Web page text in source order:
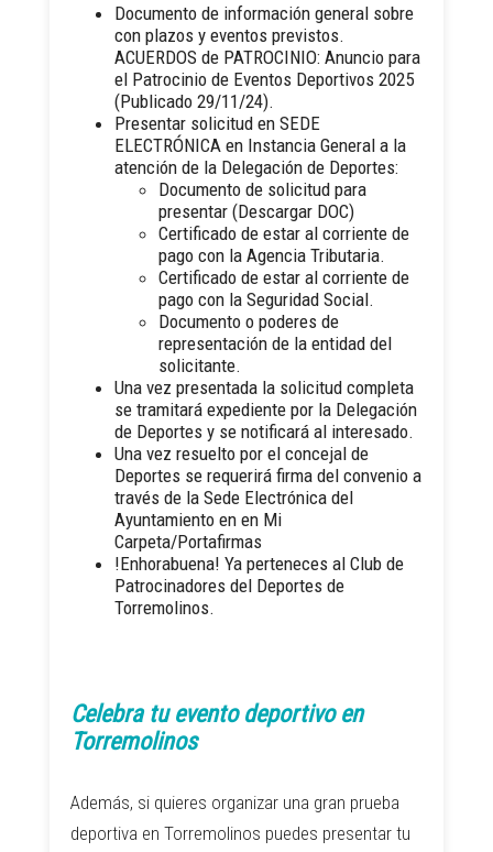
Documento de información general sobre
con plazos y eventos previstos.
ACUERDOS de PATROCINIO: Anuncio para
el Patrocinio de Eventos Deportivos 2025
(Publicado 29/11/24).
Presentar solicitud en SEDE
ELECTRÓNICA en Instancia General a la
atención de la Delegación de Deportes:
Documento de solicitud para
presentar (Descargar DOC)
Certificado de estar al corriente de
pago con la Agencia Tributaria.
Certificado de estar al corriente de
pago con la Seguridad Social.
Documento o poderes de
representación de la entidad del
solicitante.
Una vez presentada la solicitud completa
se tramitará expediente por la Delegación
de Deportes y se notificará al interesado.
Una vez resuelto por el concejal de
Deportes se requerirá firma del convenio a
través de la Sede Electrónica del
Ayuntamiento en en Mi
Carpeta/Portafirmas
!Enhorabuena! Ya perteneces al Club de
Patrocinadores del Deportes de
Torremolinos.
Celebra tu evento deportivo en
Torremolinos
Además, si quieres organizar una gran prueba
deportiva en Torremolinos puedes presentar tu